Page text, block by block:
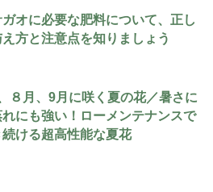
ガオに必要な肥料について、正し
え方と注意点を知りましょう
８月、9月に咲く夏の花／暑さに
れにも強い！ローメンテナンスで
続ける超高性能な夏花